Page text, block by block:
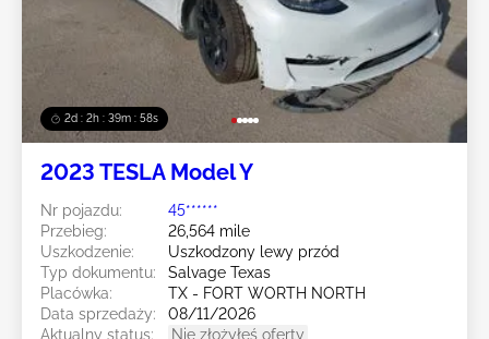
2d : 2h : 39m : 55s
2023 TESLA Model Y
Nr pojazdu:
45******
Przebieg:
26,564 mile
Uszkodzenie:
Uszkodzony lewy przód
Typ dokumentu:
Salvage Texas
Placówka:
TX - FORT WORTH NORTH
Data sprzedaży:
08/11/2026
Aktualny status:
Nie złożyłeś oferty